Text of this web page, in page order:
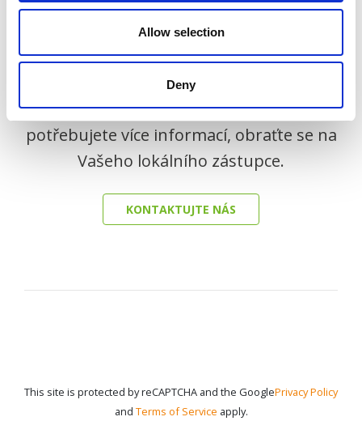
Allow selection
Deny
Pokud máte nějaké otázky nebo
potřebujete více informací, obraťte se na
Vašeho lokálního zástupce.
KONTAKTUJTE NÁS
This site is protected by reCAPTCHA and the GooglePrivacy Policy
and Terms of Service apply.